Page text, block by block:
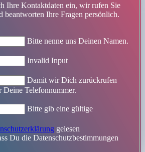
Ihre Kontaktdaten ein, wir rufen Sie
beantworten Ihre Fragen persönlich.
Bitte nenne uns Deinen Namen.
Invalid Input
Damit wir Dich zurückrufen
Telefonnummer.
Bitte gib eine gültige
gelesen
Du die Datenschutzbestimmungen